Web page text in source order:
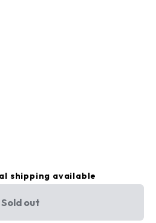
shipping available
Sold out